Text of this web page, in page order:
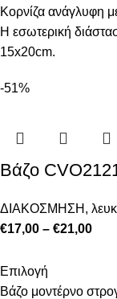
Κορνίζα ανάγλυφη
Η εσωτερική
15x20cm.
-51%
Βάζο
ΔΙΑΚΟΣΜΗΣΗ ,
€17,00 – €21,00
Επιλογή
Βάζο μοντέρνο